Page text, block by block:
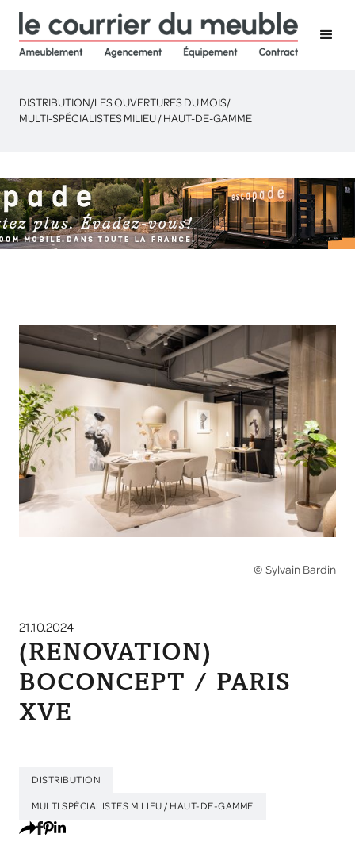
DISTRIBUTION/LES OUVERTURES DU MOIS/
MULTI-SPÉCIALISTES MILIEU / HAUT-DE-GAMME
© Sylvain Bardin
21.10.2024
(RENOVATION)
BOCONCEPT / PARIS
XVE
DISTRIBUTION
MULTI SPÉCIALISTES MILIEU / HAUT-DE-GAMME